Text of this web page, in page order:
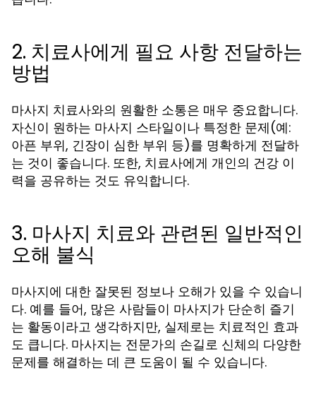
2. 치료사에게 필요 사항 전달하는
방법
마사지 치료사와의 원활한 소통은 매우 중요합니다.
자신이 원하는 마사지 스타일이나 특정한 문제(예:
아픈 부위, 긴장이 심한 부위 등)를 명확하게 전달하
는 것이 좋습니다. 또한, 치료사에게 개인의 건강 이
력을 공유하는 것도 유익합니다.
3. 마사지 치료와 관련된 일반적인
오해 불식
마사지에 대한 잘못된 정보나 오해가 있을 수 있습니
다. 예를 들어, 많은 사람들이 마사지가 단순히 즐기
는 활동이라고 생각하지만, 실제로는 치료적인 효과
도 큽니다. 마사지는 전문가의 손길로 신체의 다양한
문제를 해결하는 데 큰 도움이 될 수 있습니다.